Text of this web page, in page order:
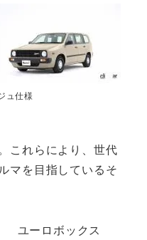
ュ仕様
これらにより、世代
マを目指しているそ
ユーロボックス